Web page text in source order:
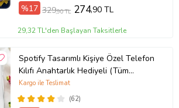
%17 329,90 TL 274,90 TL
29,32 TL'den Başlayan Taksitlerle
Spotify Tasarımlı Kişiye Özel Telefon
Kılıfı Anahtarlık Hediyeli (Tüm
Telefon Kılıfları Mevcuttur.)
(62)
Kargo ile Teslimat